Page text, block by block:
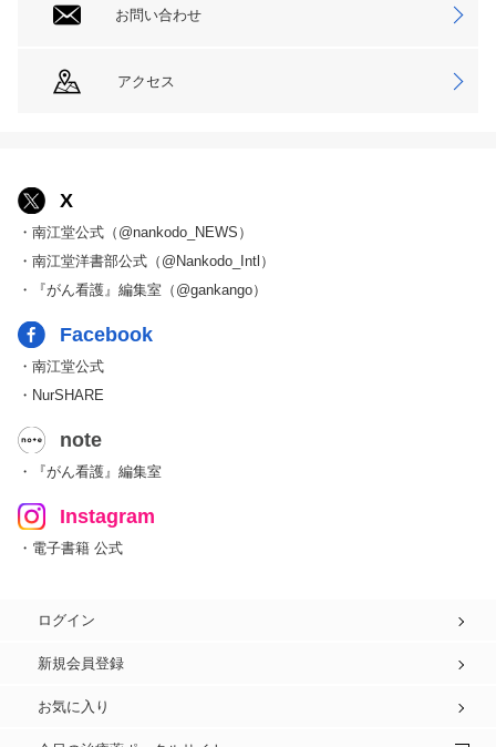
お問い合わせ
アクセス
X
・南江堂公式（@nankodo_NEWS）
・南江堂洋書部公式（@Nankodo_Intl）
・『がん看護』編集室（@gankango）
Facebook
・南江堂公式
・NurSHARE
note
・『がん看護』編集室
Instagram
・電子書籍 公式
ログイン
新規会員登録
お気に入り